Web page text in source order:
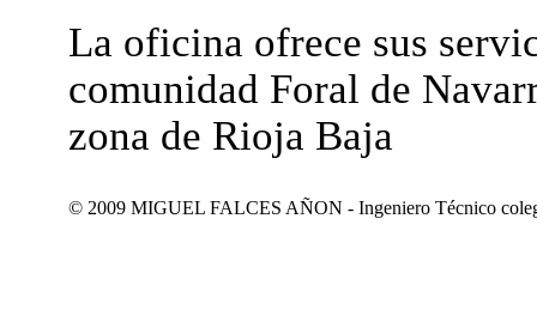
La oficina ofrece sus
comunidad Foral de
zona de Rioja Baja
© 2009 MIGUEL FALCES AÑON - Ingeniero Técnico